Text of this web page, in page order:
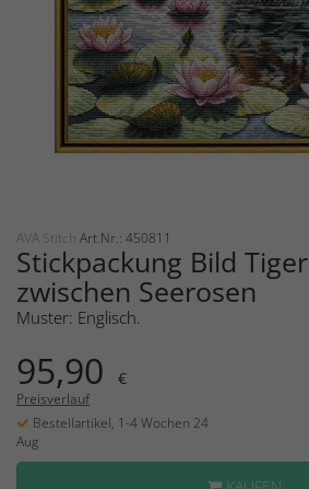
AVA Stitch Art.Nr.: 450811
Stickpackung Bild Tiger
zwischen Seerosen
Muster: Englisch.
95,90 €
Preisverlauf
Bestellartikel, 1-4 Wochen 24
Aug